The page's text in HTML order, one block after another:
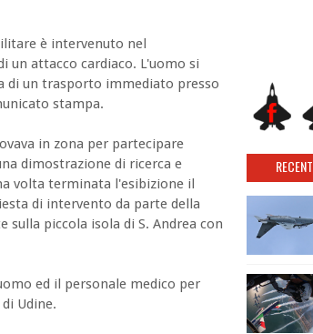
è intervenuto nel
un attacco cardiaco. L'uomo si
di un trasporto immediato presso
stampa.
in zona per partecipare
dimostrazione di ricerca e
volta terminata l'esibizione il
di intervento da parte della
piccola isola di S. Andrea con
ed il personale medico per
Udine.